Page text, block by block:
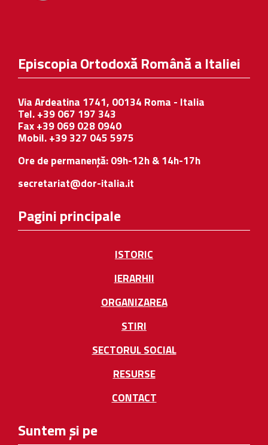
Episcopia Ortodoxă Română a Italiei
Via Ardeatina 1741, 00134 Roma - Italia
Tel. +39 067 197 343
Fax +39 069 028 0940
Mobil. +39 327 045 5975
Ore de permanență: 09h-12h & 14h-17h
secretariat@dor-italia.it
Pagini principale
ISTORIC
IERARHII
ORGANIZAREA
STIRI
SECTORUL SOCIAL
RESURSE
CONTACT
Suntem și pe